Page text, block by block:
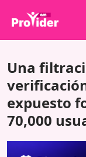
Sobre nosotros
Iniciar sesión
Registrarse
Servicios
Una
expuesto
70,000